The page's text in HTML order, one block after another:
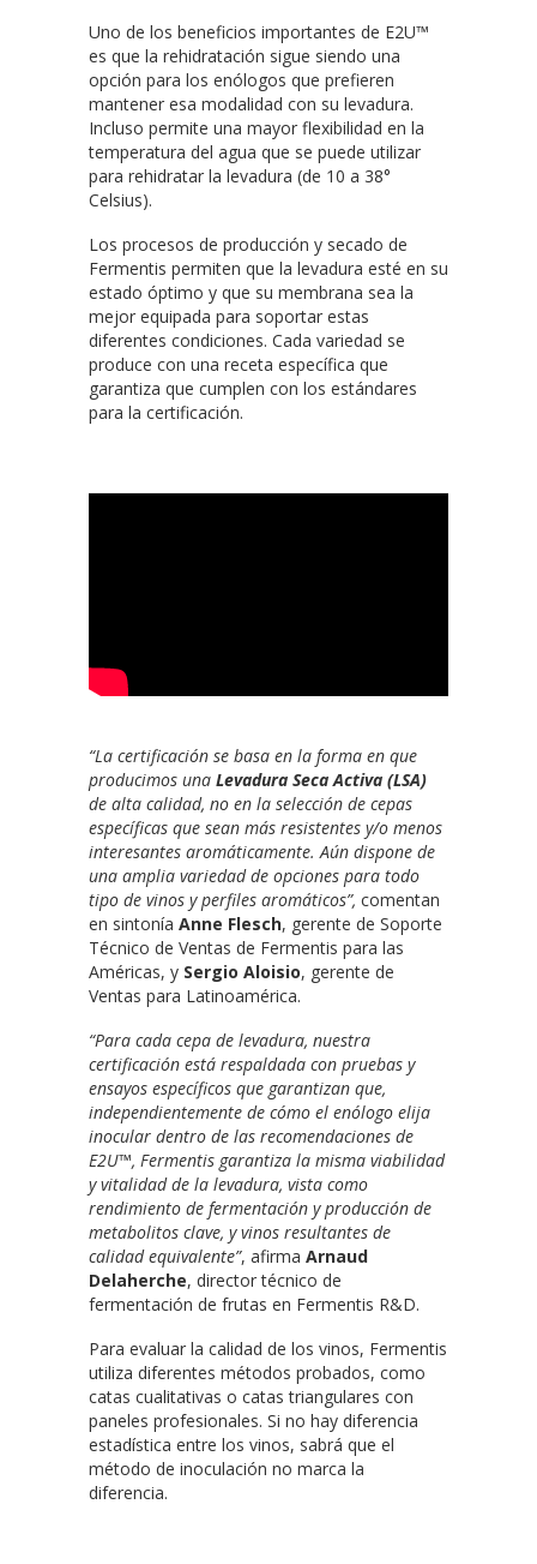
Uno de los beneficios importantes de E2U™
es que la rehidratación sigue siendo una
opción para los enólogos que prefieren
mantener esa modalidad con su levadura.
Incluso permite una mayor flexibilidad en la
temperatura del agua que se puede utilizar
para rehidratar la levadura (de 10 a 38°
Celsius).
Los procesos de producción y secado de
Fermentis permiten que la levadura esté en su
estado óptimo y que su membrana sea la
mejor equipada para soportar estas
diferentes condiciones. Cada variedad se
produce con una receta específica que
garantiza que cumplen con los estándares
para la certificación.
“La certificación se basa en la forma en que
producimos una Levadura Seca Activa (LSA)
de alta calidad, no en la selección de cepas
específicas que sean más resistentes y/o menos
interesantes aromáticamente. Aún dispone de
una amplia variedad de opciones para todo
tipo de vinos y perfiles aromáticos”, comentan
en sintonía Anne Flesch, gerente de Soporte
Técnico de Ventas de Fermentis para las
Américas, y Sergio Aloisio, gerente de
Ventas para Latinoamérica.
“Para cada cepa de levadura, nuestra
certificación está respaldada con pruebas y
ensayos específicos que garantizan que,
independientemente de cómo el enólogo elija
inocular dentro de las recomendaciones de
E2U™, Fermentis garantiza la misma viabilidad
y vitalidad de la levadura, vista como
rendimiento de fermentación y producción de
metabolitos clave, y vinos resultantes de
calidad equivalente”, afirma Arnaud
Delaherche, director técnico de
fermentación de frutas en Fermentis R&D.
Para evaluar la calidad de los vinos, Fermentis
utiliza diferentes métodos probados, como
catas cualitativas o catas triangulares con
paneles profesionales. Si no hay diferencia
estadística entre los vinos, sabrá que el
método de inoculación no marca la
diferencia.